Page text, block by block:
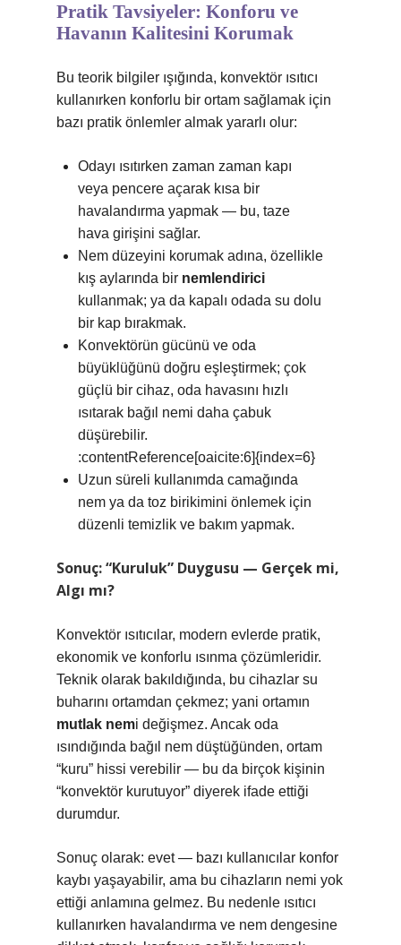
Pratik Tavsiyeler: Konforu ve
Havanın Kalitesini Korumak
Bu teorik bilgiler ışığında, konvektör ısıtıcı
kullanırken konforlu bir ortam sağlamak için
bazı pratik önlemler almak yararlı olur:
Odayı ısıtırken zaman zaman kapı
veya pencere açarak kısa bir
havalandırma yapmak — bu, taze
hava girişini sağlar.
Nem düzeyini korumak adına, özellikle
kış aylarında bir nemlendirici
kullanmak; ya da kapalı odada su dolu
bir kap bırakmak.
Konvektörün gücünü ve oda
büyüklüğünü doğru eşleştirmek; çok
güçlü bir cihaz, oda havasını hızlı
ısıtarak bağıl nemi daha çabuk
düşürebilir.
:contentReference[oaicite:6]{index=6}
Uzun süreli kullanımda camağında
nem ya da toz birikimini önlemek için
düzenli temizlik ve bakım yapmak.
Sonuç: “Kuruluk” Duygusu — Gerçek mi,
Algı mı?
Konvektör ısıtıcılar, modern evlerde pratik,
ekonomik ve konforlu ısınma çözümleridir.
Teknik olarak bakıldığında, bu cihazlar su
buharını ortamdan çekmez; yani ortamın
mutlak nemi değişmez. Ancak oda
ısındığında bağıl nem düştüğünden, ortam
“kuru” hissi verebilir — bu da birçok kişinin
“konvektör kurutuyor” diyerek ifade ettiği
durumdur.
Sonuç olarak: evet — bazı kullanıcılar konfor
kaybı yaşayabilir, ama bu cihazların nemi yok
ettiği anlamına gelmez. Bu nedenle ısıtıcı
kullanırken havalandırma ve nem dengesine